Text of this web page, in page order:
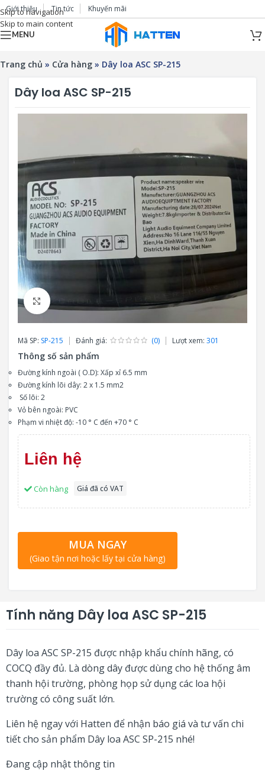
Skip to navigation
Skip to main content
Giới thiệu Tin tức Khuyến mãi
MENU
Trang chủ » Cửa hàng » Dây loa ASC SP-215
Dây loa ASC SP-215
Click to enlarge
Mã SP: SP-215 Đánh giá: (0) Lượt xem: 301
Thông số sản phẩm
Đường kính ngoài ( O.D): Xấp xỉ 6.5 mm
Đường kính lõi dây: 2 x 1.5 mm2
Số lõi: 2
Vỏ bên ngoài: PVC
Phạm vi nhiệt độ: -10 ° C đến +70 ° C
Liên hệ
Còn hàng Giá đã có VAT
MUA NGAY
(Giao tận nơi hoặc lấy tại cửa hàng)
Tính năng Dây loa ASC SP-215
Dây loa ASC SP-215 được nhập khẩu chính hãng, có
COCQ đầy đủ. Là dòng dây được dùng cho hệ thống âm
thanh hội trường, phòng họp sử dụng các loa hội
trường có công suất lớn.
Liên hệ ngay với Hatten để nhận báo giá và tư vấn chi
tiết cho sản phẩm Dây loa ASC SP-215 nhé!
Đang cập nhật thông tin